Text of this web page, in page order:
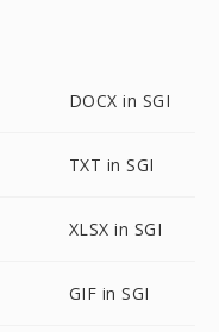
DOCX in SGI
TXT in SGI
XLSX in SGI
GIF in SGI